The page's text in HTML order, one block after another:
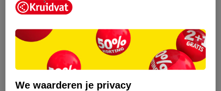
Kruidvat folder
augustus 2026.
We waarderen je privacy